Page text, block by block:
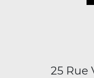
25 Rue